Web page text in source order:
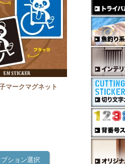
マークマグネット